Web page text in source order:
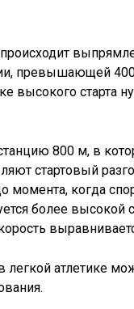
превышающей
высокого старта
800 м, в
стартовый
момента, когда
более
легкой атлетике